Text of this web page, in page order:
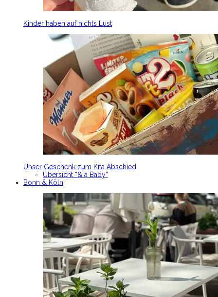
Kinder haben auf nichts Lust
Unser Geschenk zum Kita Abschied
Übersicht “& a Baby”
Bonn & Köln